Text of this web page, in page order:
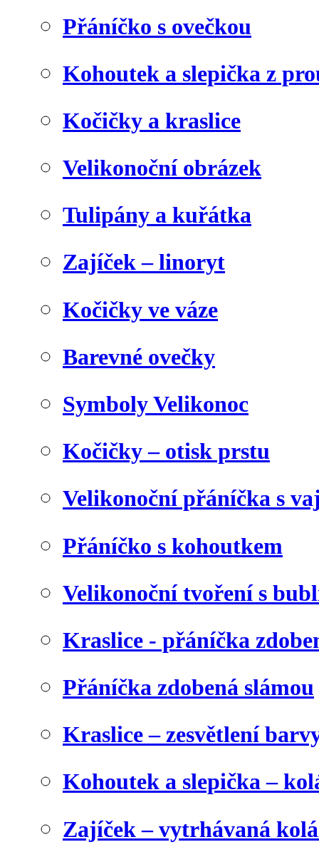
Přáníčko s ovečkou
Kohoutek a slepička z
Kočičky a kraslice
Velikonoční obrázek
Tulipány a kuřátka
Zajíček – linoryt
Kočičky ve váze
Barevné ovečky
Symboly Velikonoc
Kočičky – otisk prstu
Velikonoční přáníčka s
Přáníčko s kohoutkem
Velikonoční tvoření s
Kraslice - přáníčka
Přáníčka zdobená slámou
Kraslice – zesvětlení
Kohoutek a slepička –
Zajíček – vytrhávaná